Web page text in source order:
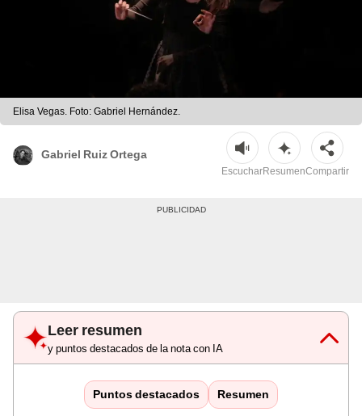
Elisa Vegas. Foto: Gabriel Hernández.
Gabriel Ruiz Ortega
EscucharResumenCompartir
Leer resumen
y puntos destacados de la nota con IA
Puntos destacados Resumen